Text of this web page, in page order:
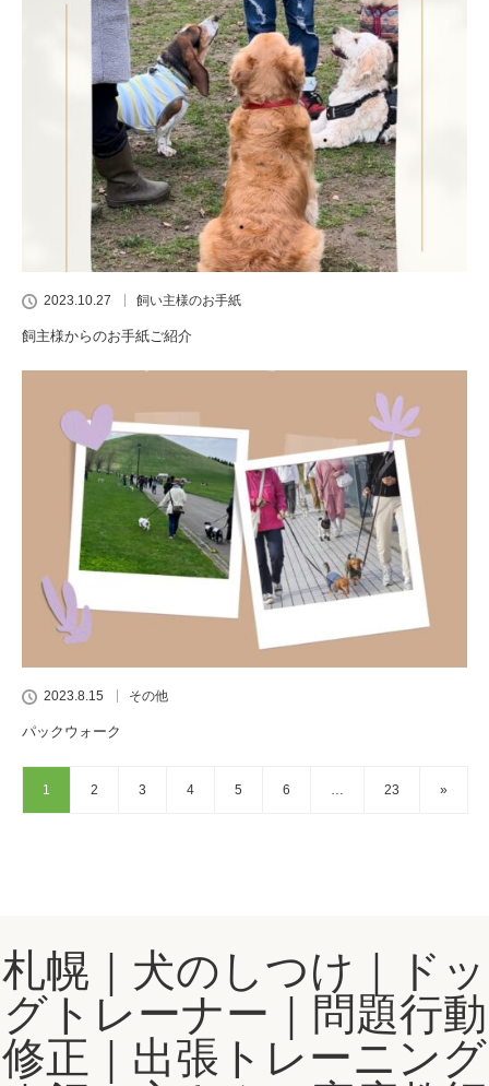
2023.10.27 飼い主様のお手紙
飼主様からのお手紙ご紹介
2023.8.15 その他
パックウォーク
1 2 3 4 5 6 … 23 »
札幌｜犬のしつけ｜ドッ
グトレーナー｜問題行動
修正｜出張トレーニング